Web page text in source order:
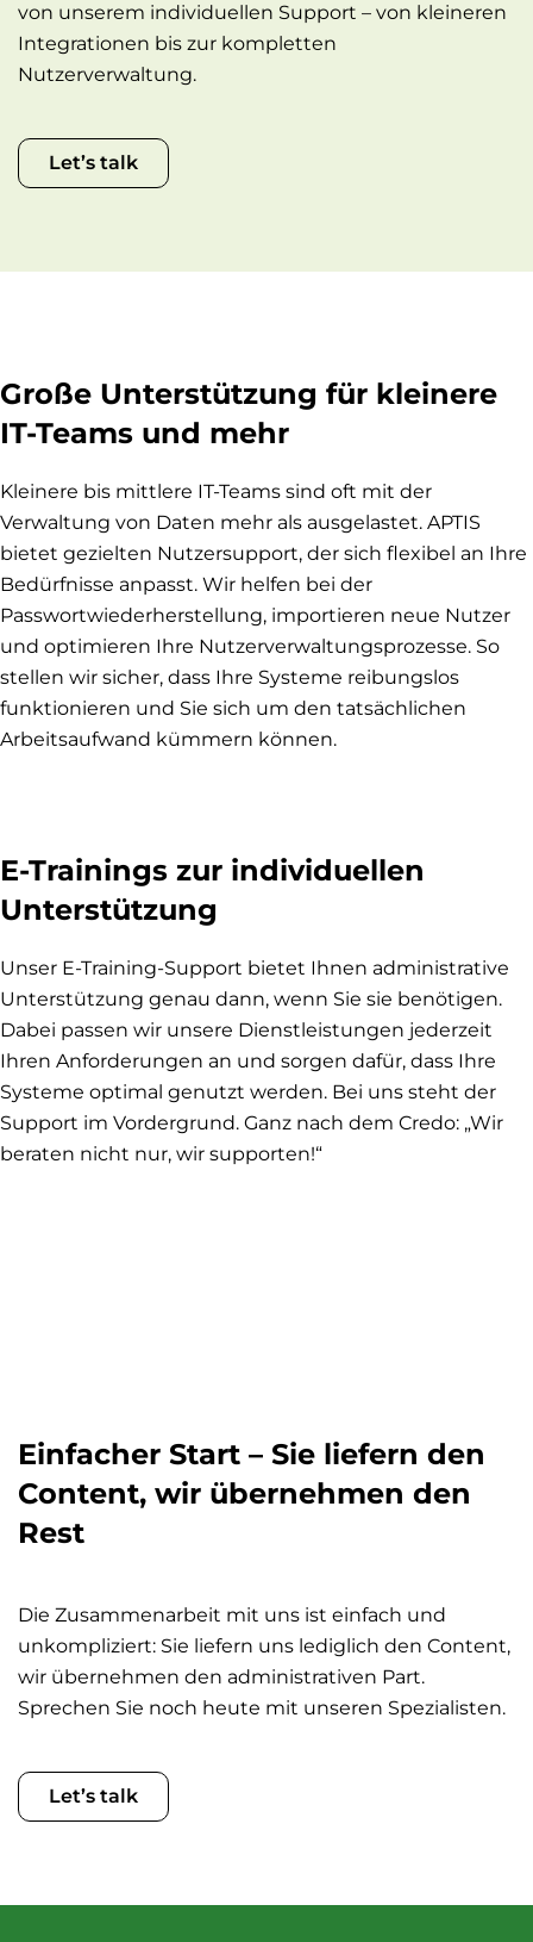
von unserem individuellen Support – von kleineren
Integrationen bis zur kompletten
Nutzerverwaltung.
Let’s talk
Große Unterstützung für kleinere
IT-Teams und mehr
Kleinere bis mittlere IT-Teams sind oft mit der
Verwaltung von Daten mehr als ausgelastet. APTIS
bietet gezielten Nutzersupport, der sich flexibel an Ihre
Bedürfnisse anpasst. Wir helfen bei der
Passwortwiederherstellung, importieren neue Nutzer
und optimieren Ihre Nutzerverwaltungsprozesse. So
stellen wir sicher, dass Ihre Systeme reibungslos
funktionieren und Sie sich um den tatsächlichen
Arbeitsaufwand kümmern können.
E-Trainings zur individuellen
Unterstützung
Unser E-Training-Support bietet Ihnen administrative
Unterstützung genau dann, wenn Sie sie benötigen.
Dabei passen wir unsere Dienstleistungen jederzeit
Ihren Anforderungen an und sorgen dafür, dass Ihre
Systeme optimal genutzt werden. Bei uns steht der
Support im Vordergrund. Ganz nach dem Credo: „Wir
beraten nicht nur, wir supporten!“
Einfacher Start – Sie liefern den
Content, wir übernehmen den
Rest
Die Zusammenarbeit mit uns ist einfach und
unkompliziert: Sie liefern uns lediglich den Content,
wir übernehmen den administrativen Part.
Sprechen Sie noch heute mit unseren Spezialisten.
Let’s talk